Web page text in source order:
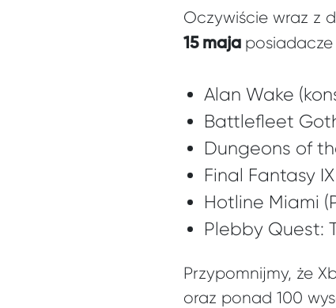
Oczywiście wraz z
15 maja posiadacze
Alan Wake
Battlefleet
Dungeons of
Final Fantasy
Hotline Miami
Plebby Quest:
Przypomnijmy, że
oraz ponad 100